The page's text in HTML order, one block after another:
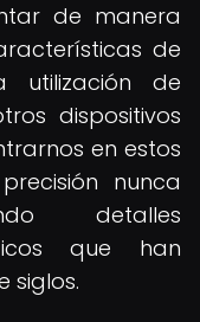
de manera
de
utilización de
dispositivos
en estos
nunca
detalles
que han
siglos.